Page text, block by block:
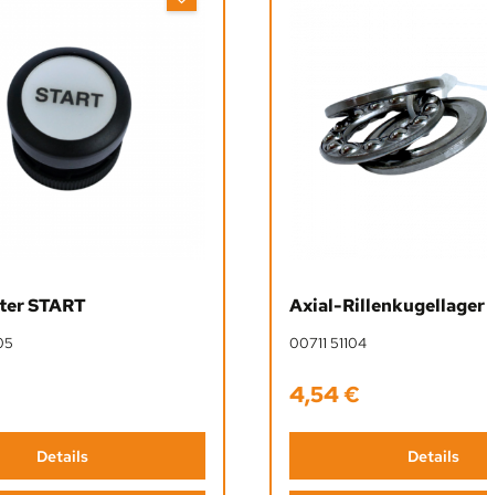
START
Details
00711 51104
Regulärer Preis:
4,54 €
Details